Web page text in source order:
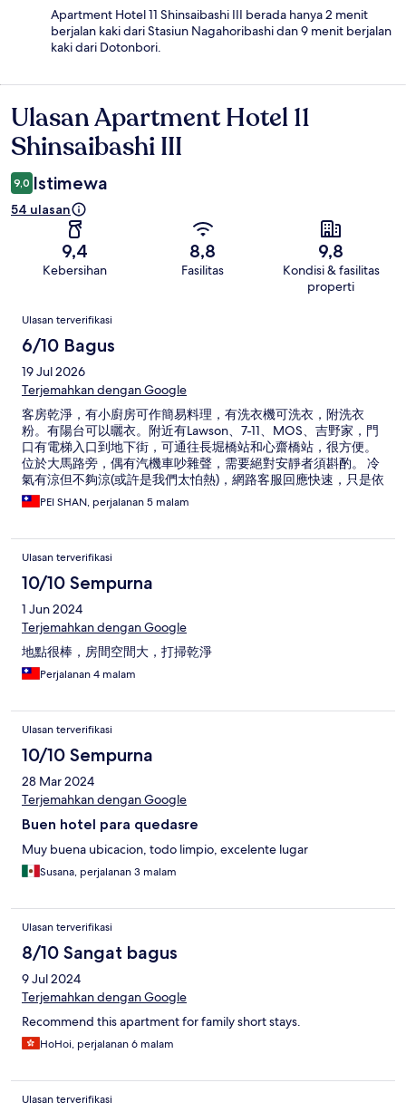
Apartment Hotel 11 Shinsaibashi III berada hanya 2 menit
berjalan kaki dari Stasiun Nagahoribashi dan 9 menit berjalan
kaki dari Dotonbori.
Ulasan
Ulasan Apartment Hotel 11
Shinsaibashi III
9,0 Istimewa
54 ulasan
9,4
Kebersihan
8,8
Fasilitas
9,8
Kondisi & fasilitas
properti
Ulasan
Ulasan terverifikasi
6/10 Bagus
19 Jul 2026
Terjemahkan dengan Google
客房乾淨，有小廚房可作簡易料理，有洗衣機可洗衣，附洗衣
粉。有陽台可以曬衣。附近有Lawson、7-11、MOS、吉野家，門
口有電梯入口到地下街，可通往長堀橋站和心齋橋站，很方便。
位於大馬路旁，偶有汽機車吵雜聲，需要絕對安靜者須斟酌。 冷
氣有涼但不夠涼(或許是我們太怕熱)，網路客服回應快速，只是依
然無法解決問題，時程因素我們不方便請他們過來現場查看，只
好忍耐幾個晚上。
PEI SHAN, perjalanan 5 malam
Ulasan terverifikasi
10/10 Sempurna
1 Jun 2024
Terjemahkan dengan Google
地點很棒，房間空間大，打掃乾淨
Perjalanan 4 malam
Ulasan terverifikasi
10/10 Sempurna
28 Mar 2024
Terjemahkan dengan Google
Buen hotel para quedasre
Muy buena ubicacion, todo limpio, excelente lugar
Susana, perjalanan 3 malam
Ulasan terverifikasi
8/10 Sangat bagus
9 Jul 2024
Terjemahkan dengan Google
Recommend this apartment for family short stays.
HoHoi, perjalanan 6 malam
Ulasan terverifikasi